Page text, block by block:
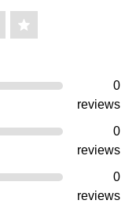
0
reviews
0
reviews
0
reviews